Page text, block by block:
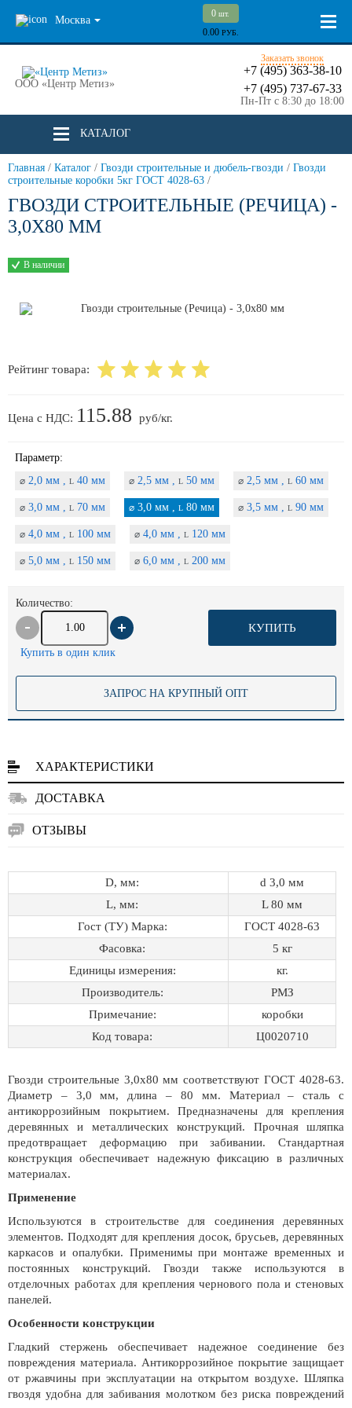
Москва
0 шт.
0.00 РУБ.
ООО «Центр Метиз»
Заказать звонок
+7 (495) 363-38-10
+7 (495) 737-67-33
Пн-Пт с 8:30 до 18:00
КАТАЛОГ
Главная / Каталог / Гвозди строительные и дюбель-гвозди / Гвозди
строительные коробки 5кг ГОСТ 4028-63 /
ГВОЗДИ СТРОИТЕЛЬНЫЕ (РЕЧИЦА) -
3,0Х80 ММ
В наличии
Рейтинг товара:
Цена с НДС: 115.88 руб/кг.
Параметр:
⌀ 2,0 мм , L 40 мм ⌀ 2,5 мм , L 50 мм ⌀ 2,5 мм , L 60 мм
⌀ 3,0 мм , L 70 мм ⌀ 3,0 мм , L 80 мм ⌀ 3,5 мм , L 90 мм
⌀ 4,0 мм , L 100 мм ⌀ 4,0 мм , L 120 мм
⌀ 5,0 мм , L 150 мм ⌀ 6,0 мм , L 200 мм
Количество:
КУПИТЬ
Купить в один клик
ЗАПРОС НА КРУПНЫЙ ОПТ
ХАРАКТЕРИСТИКИ
ДОСТАВКА
ОТЗЫВЫ
D, мм:
d 3,0 мм
L, мм:
L 80 мм
Гост (ТУ) Марка:
ГОСТ 4028-63
Фасовка:
5 кг
Единицы измерения:
кг.
Производитель:
РМЗ
Примечание:
коробки
Код товара:
Ц0020710
Гвозди строительные 3,0x80 мм соответствуют ГОСТ 4028-63.
Диаметр – 3,0 мм, длина – 80 мм. Материал – сталь с
антикоррозийным покрытием. Предназначены для крепления
деревянных и металлических конструкций. Прочная шляпка
предотвращает деформацию при забивании. Стандартная
конструкция обеспечивает надежную фиксацию в различных
материалах.
Применение
Используются в строительстве для соединения деревянных
элементов. Подходят для крепления досок, брусьев, деревянных
каркасов и опалубки. Применимы при монтаже временных и
постоянных конструкций. Гвозди также используются в
отделочных работах для крепления чернового пола и стеновых
панелей.
Особенности конструкции
Гладкий стержень обеспечивает надежное соединение без
повреждения материала. Антикоррозийное покрытие защищает
от ржавчины при эксплуатации на открытом воздухе. Шляпка
гвоздя удобна для забивания молотком без риска повреждений